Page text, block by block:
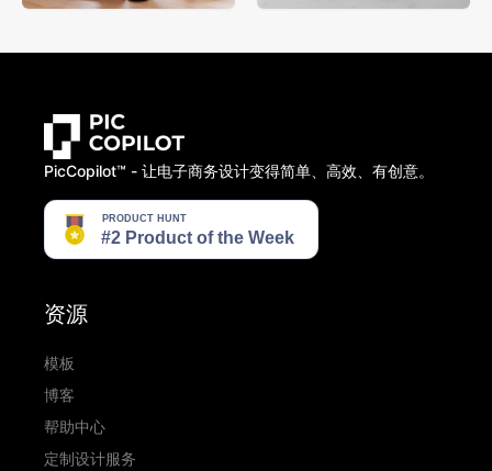
PicCopilot™️ - 让电子商务设计变得简单、高效、有创意。
资源
模板
博客
帮助中心
定制设计服务